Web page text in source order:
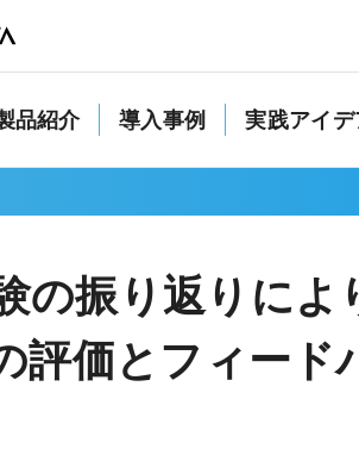
品紹介 導入事例 実践アイデ
の振り返りに
評価とフィー